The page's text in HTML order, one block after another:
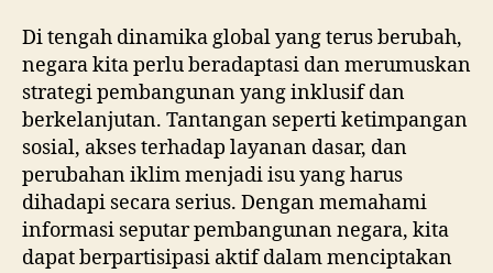
Di tengah dinamika global yang terus berubah,
negara kita perlu beradaptasi dan merumuskan
strategi pembangunan yang inklusif dan
berkelanjutan. Tantangan seperti ketimpangan
sosial, akses terhadap layanan dasar, dan
perubahan iklim menjadi isu yang harus
dihadapi secara serius. Dengan memahami
informasi seputar pembangunan negara, kita
dapat berpartisipasi aktif dalam menciptakan